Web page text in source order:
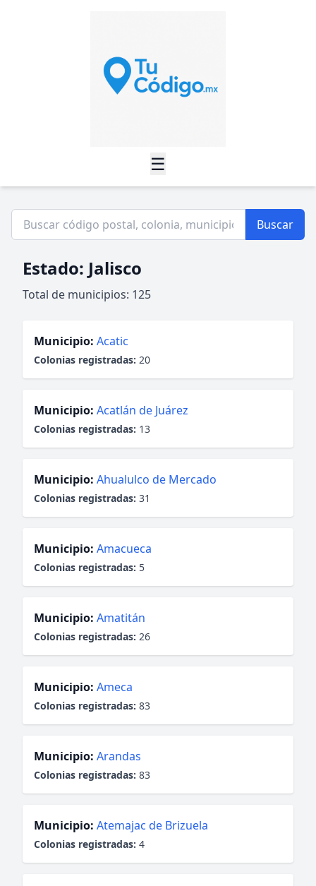
☰
Buscar
Estado: Jalisco
Total de municipios: 125
Municipio: Acatic
Colonias registradas: 20
Municipio: Acatlán de Juárez
Colonias registradas: 13
Municipio: Ahualulco de Mercado
Colonias registradas: 31
Municipio: Amacueca
Colonias registradas: 5
Municipio: Amatitán
Colonias registradas: 26
Municipio: Ameca
Colonias registradas: 83
Municipio: Arandas
Colonias registradas: 83
Municipio: Atemajac de Brizuela
Colonias registradas: 4